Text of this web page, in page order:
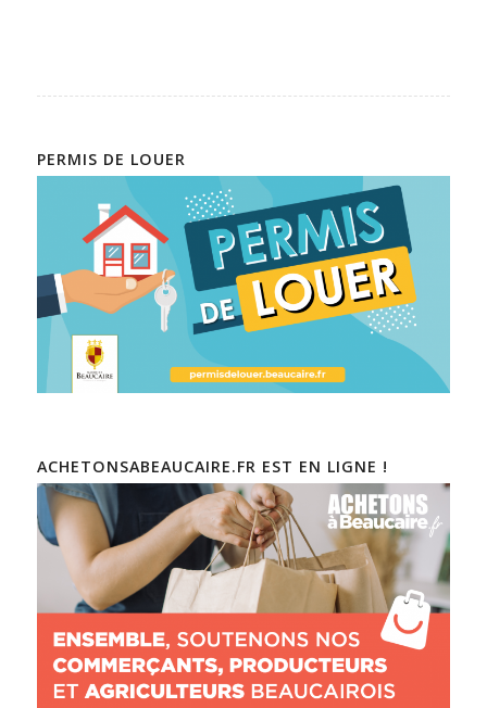
PERMIS DE LOUER
ACHETONSABEAUCAIRE.FR EST EN LIGNE !